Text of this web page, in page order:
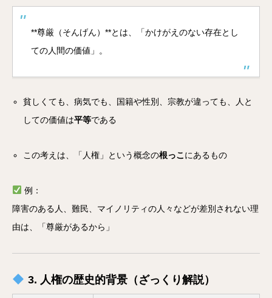
**尊厳（そんげん）**とは、「かけがえのない存在とし
ての人間の価値」。
貧しくても、病気でも、国籍や性別、宗教が違っても、人と
しての価値は平等である
この考えは、「人権」という概念の根っこ にあるもの
例：
障害のある人、難民、マイノリティの人々などが差別されない理
由は、「尊厳があるから」
3. 人権の歴史的背景（ざっくり解説）